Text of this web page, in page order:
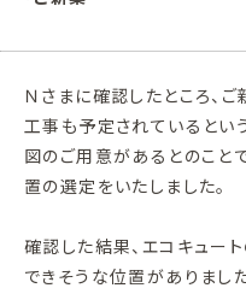
Ｎさまに確認したところ、
工事も予定されているとい
図のご用意があるとのこと
置の選定をいたしました。
確認した結果、エコキュー
できそうな位置がありまし